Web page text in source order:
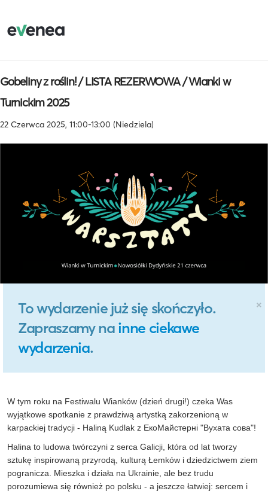
Gobeliny z roślin! / LISTA REZERWOWA / Wianki w
Turnickim 2025
22 Czerwca 2025, 11:00-13:00 (Niedziela)
×
To wydarzenie już się skończyło.
Zapraszamy na inne ciekawe
wydarzenia.
W tym roku na Festiwalu Wianków (dzień drugi!) czeka Was
wyjątkowe spotkanie z prawdziwą artystką zakorzenioną w
karpackiej tradycji - Haliną Kudlak z ЕкоМайстерні "Вухата сова"!
Halina to ludowa twórczyni z serca Galicji, która od lat tworzy
sztukę inspirowaną przyrodą, kulturą Łemków i dziedzictwem ziem
pogranicza. Mieszka i działa na Ukrainie, ale bez trudu
porozumiewa się również po polsku - a jeszcze łatwiej: sercem i